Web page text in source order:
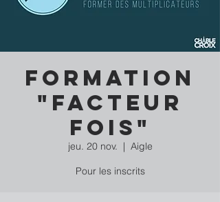
Formation
"Facteur
fois"
jeu. 20 nov.
  |
Aigle
Pour les inscrits